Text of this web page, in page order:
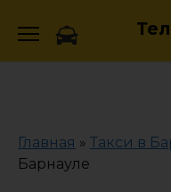
Главная » Такси в
Барнауле